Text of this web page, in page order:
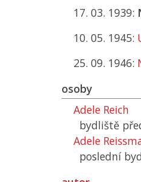
17. 03. 1939:
10. 05. 1945:
25. 09. 1946:
osoby
Adele Reich
bydliště
Adele
poslední